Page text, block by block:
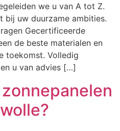
we u van A tot Z.
bij uw duurzame ambities.
Gecertificeerde
de beste materialen en
toekomst. Volledig
u van advies […]